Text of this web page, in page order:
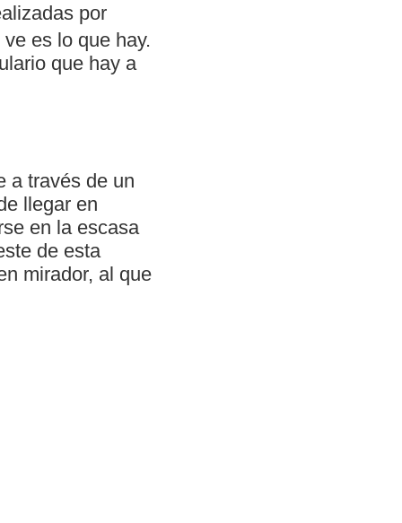
por
es lo que hay.
que hay a
a través de un
llegar en
en la escasa
de esta
mirador, al que